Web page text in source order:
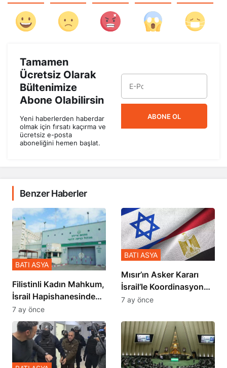
Tamamen
Ücretsiz Olarak
Bültenimize
Abone Olabilirsin
Yeni haberlerden haberdar
olmak için fırsatı kaçırma ve
ücretsiz e-posta
aboneliğini hemen başlat.
ABONE OL
Benzer Haberler
Filistinli Kadın Mahkum,
İsrail Hapishanesindeki
Zulmü Anlattı
BATI ASYA
7 ay önce
Mısır’ın Asker Kararı
İsrail’le Koordinasyon
İçinde Gerçekleşmiş
BATI ASYA
7 ay önce